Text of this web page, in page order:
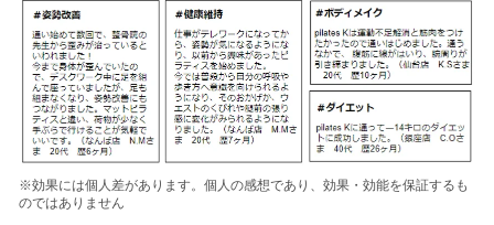
※効果には個人差があります。個人の感想であり、効果・効能を保証するも
のではありません